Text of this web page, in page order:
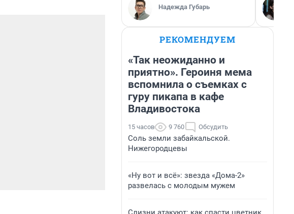
Надежда Губарь
РЕКОМЕНДУЕМ
«Так неожиданно и
приятно». Героиня мема
вспомнила о съемках с
гуру пикапа в кафе
Владивостока
15 часов 9 760 Обсудить
Соль земли забайкальской.
Нижегородцевы
«Ну вот и всё»: звезда «Дома-2»
развелась с молодым мужем